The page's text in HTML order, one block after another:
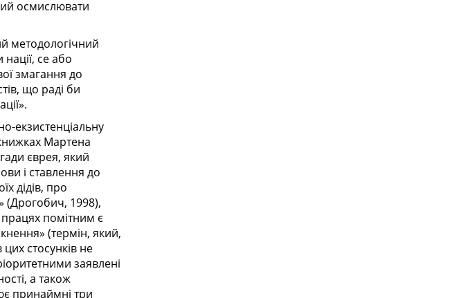
осмислювати
методологічний
се або
змагання до
що раді би
екзистенціальну
Мартена
єврея, який
і ставлення до
дідів, про
(Дрогобич, 1998),
помітним є
(термін, який,
стосунків не
заявлені
а також
принаймні три